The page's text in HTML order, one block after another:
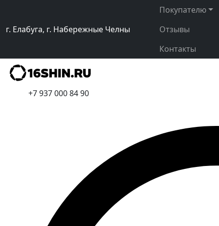
г. Елабуга, г. Набережные Челны
Покупателю
Отзывы
Контакты
+7 937 000 84 90